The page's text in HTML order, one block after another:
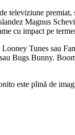
televiziune
Magnus
cu impact pe
Tunes sau
Bugs Bunny.
este plină de